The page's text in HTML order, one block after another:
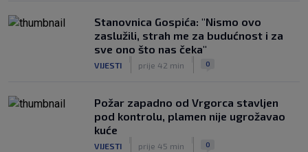
Stanovnica Gospića: "Nismo ovo
zaslužili, strah me za budućnost i za
sve ono što nas čeka"
VIJESTI prije 42 min 0
Požar zapadno od Vrgorca stavljen
pod kontrolu, plamen nije ugrožavao
kuće
VIJESTI prije 45 min 0